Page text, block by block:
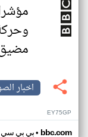
اخبار
EY75GP
بي بي سي• bbc.com